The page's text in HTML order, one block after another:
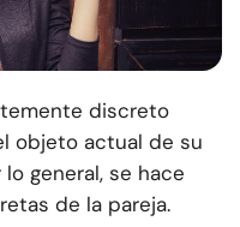
discreto
objeto actual de su
general, se hace
de la pareja.